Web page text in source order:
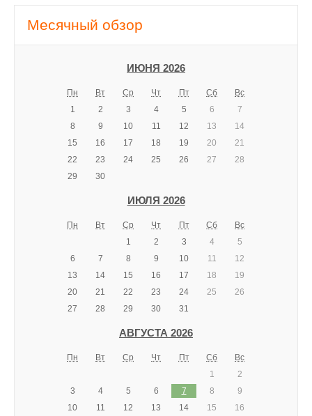
Месячный обзор
ИЮНЯ 2026
Пн Вт Ср Чт Пт Сб
Вс
1
2 3 4 5 6
7
8
9 10 11 12 13
14
15
16 17 18 19 20
21
22
23 24 25 26 27
28
29
30
ИЮЛЯ 2026
Пн Вт Ср Чт Пт Сб
Вс
1
2 3 4
5
6
7 8 9 10 11
12
13
14 15 16 17 18
19
20
21 22 23 24 25
26
27
28 29 30 31
АВГУСТА 2026
Пн Вт Ср Чт Пт Сб
Вс
1
2
3
4 5 6 7 8
9
10
11 12 13 14 15
16